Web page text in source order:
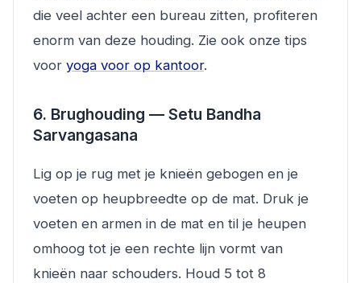
die veel achter een bureau zitten, profiteren
enorm van deze houding. Zie ook onze tips
voor yoga voor op kantoor.
6. Brughouding — Setu Bandha
Sarvangasana
Lig op je rug met je knieën gebogen en je
voeten op heupbreedte op de mat. Druk je
voeten en armen in de mat en til je heupen
omhoog tot je een rechte lijn vormt van
knieën naar schouders. Houd 5 tot 8